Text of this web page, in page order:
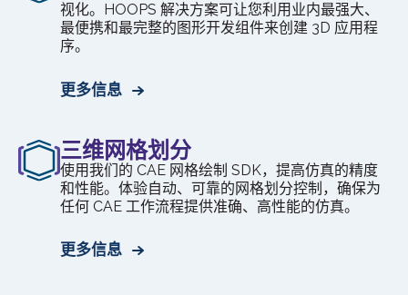
视化。HOOPS 解决方案可让您利用业内最强大、
最便携和最完整的图形开发组件来创建 3D 应用程
序。
更多信息
三维网格划分
使用我们的 CAE 网格绘制 SDK，提高仿真的精度
和性能。体验自动、可靠的网格划分控制，确保为
任何 CAE 工作流程提供准确、高性能的仿真。
更多信息